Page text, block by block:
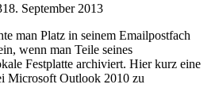
18. September 2013
man Platz in seinem Emailpostfach
wenn man Teile seines
Festplatte archiviert. Hier kurz eine
Microsoft Outlook 2010 zu